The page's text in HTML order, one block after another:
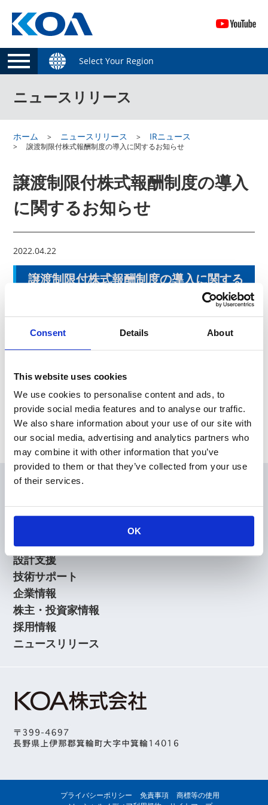
Consent Details About
This website uses cookies
We use cookies to personalise content and ads, to
provide social media features and to analyse our traffic.
We also share information about your use of our site with
our social media, advertising and analytics partners who
may combine it with other information that you’ve
provided to them or that they’ve collected from your use
of their services.
OK
Select Your Region
ニュースリリース
ホーム ニュースリリース IRニュース
譲渡制限付株式報酬制度の導入に関するお知らせ
譲渡制限付株式報酬制度の導入
に関するお知らせ
2022.04.22
譲渡制限付株式報酬制度の導入に関する
本日、東京証券取引所にて「譲渡制限付株式報酬制度の導入に
関するお知らせ」を発表いたしました。
Archive
製品情報
アプリケーションガイド
設計支援
技術サポート
企業情報
株主・投資家情報
採用情報
ニュースリリース
プライバシーポリシー 免責事項
商標等の使用